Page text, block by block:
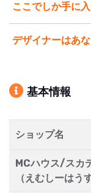
ここでしか手に
デザイナーはあな
基本情報
ショップ名
MCハウス/スカ
（えむしーはう